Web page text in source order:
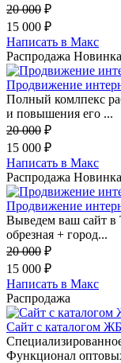
20 000 ₽
15 000 ₽
Написать в Макс
Распродажа Новинка
Продвижение
Полный комлпекс
и повышения его ...
20 000 ₽
15 000 ₽
Написать в Макс
Распродажа Новинка
Продвижение
Выведем ваш сайт в
обрезная + город...
20 000 ₽
15 000 ₽
Написать в Макс
Распродажа
Сайт с каталогом
Функционал